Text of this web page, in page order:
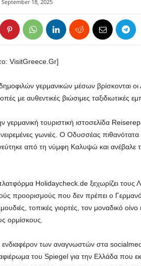
September 18, 2025
VisitGreece.Gr]
γερμανικών μέσων βρίσκονται
με αυθεντικές βιώσιμες ταξιδιωτικές
τουριστική ιστοσελίδα
γωνιές. Ο Οδυσσέας
από τη νύμφη Καλυψώ και ανέβαλε
Holidaycheck.de ξεχωρίζει τους
προορισμούς που δεν πρέπει ο
τοπικές γιορτές, τον μοναδικό
ορμίσκους.
των αναγνωστών στα
του Spiegel για την Ελλάδα που